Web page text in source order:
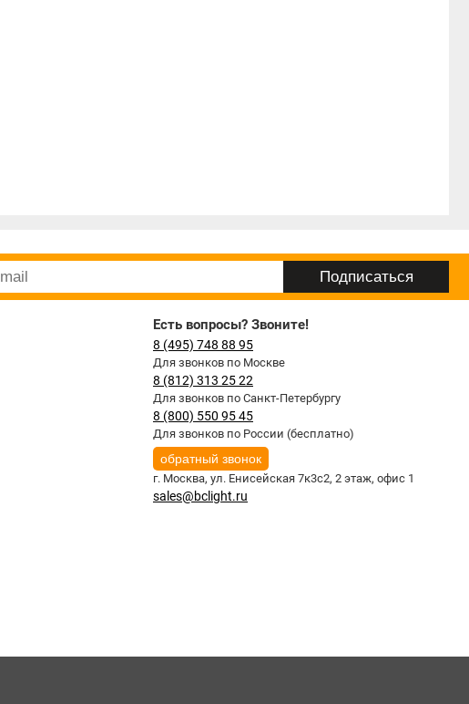
Есть вопросы? Звоните!
8 (495) 748 88 95
Для звонков по Москве
8 (812) 313 25 22
Для звонков по Санкт-Петербургу
8 (800) 550 95 45
Для звонков по России (бесплатно)
обратный звонок
г. Москва, ул. Енисейская 7к3с2, 2 этаж, офис 1
sales@bclight.ru